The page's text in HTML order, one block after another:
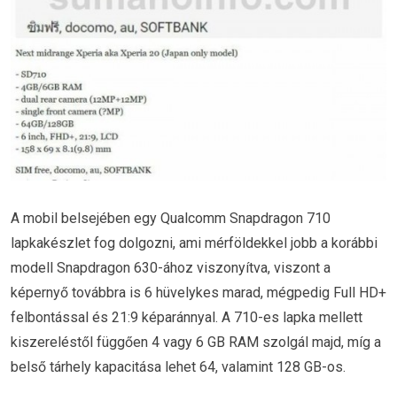
A mobil belsejében egy Qualcomm Snapdragon 710
lapkakészlet fog dolgozni, ami mérföldekkel jobb a korábbi
modell Snapdragon 630-ához viszonyítva, viszont a
képernyő továbbra is 6 hüvelykes marad, mégpedig Full HD+
felbontással és 21:9 képaránnyal. A 710-es lapka mellett
kiszereléstől függően 4 vagy 6 GB RAM szolgál majd, míg a
belső tárhely kapacitása lehet 64, valamint 128 GB-os.